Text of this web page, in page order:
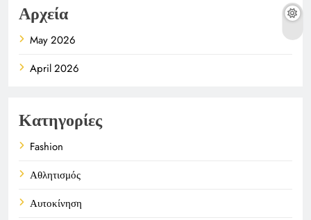
Αρχεία
May 2026
April 2026
Κατηγορίες
Fashion
Αθλητισμός
Αυτοκίνηση